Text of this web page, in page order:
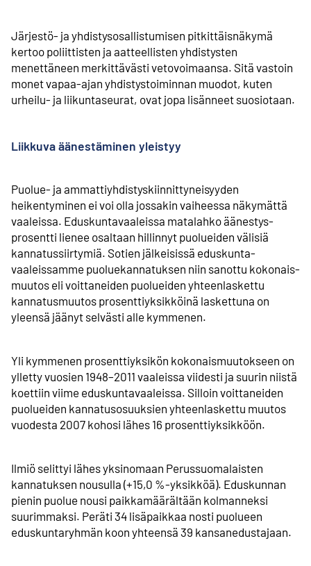
Järjestö- ja yhdistys­osallistumisen pitkittäisnäkymä
kertoo poliittisten ja aatteellisten yhdistysten
menettäneen merkittävästi vetovoimaansa. Sitä vastoin
monet vapaa-ajan yhdistystoiminnan muodot, kuten
urheilu- ja liikunta­seurat, ovat jopa lisänneet suosiotaan.
Liikkuva äänestäminen yleistyy
Puolue- ja ammatti­yhdistys­kiinnittyneisyyden
heikentyminen ei voi olla jossakin vaiheessa näkymättä
vaaleissa. Eduskunta­vaaleissa matalahko äänestys­
prosentti lienee osaltaan hillinnyt puolueiden välisiä
kannatus­siirtymiä. Sotien jälkeisissä eduskunta­
vaaleissamme puolue­kannatuksen niin sanottu kokonais­
muutos eli voittaneiden puolueiden yhteenlaskettu
kannatusmuutos prosentti­yksikköinä laskettuna on
yleensä jäänyt selvästi alle kymmenen.
Yli kymmenen prosenttiyksikön kokonaismuutokseen on
ylletty vuosien 1948–2011 vaaleissa viidesti ja suurin niistä
koettiin viime eduskuntavaaleissa. Silloin voittaneiden
puolueiden kannatusosuuksien yhteenlaskettu muutos
vuodesta 2007 kohosi lähes 16 prosentti­yksikköön.
Ilmiö selittyi lähes yksinomaan Perussuomalaisten
kannatuksen nousulla (+15,0 %-yksikköä). Eduskunnan
pienin puolue nousi paikkamäärältään kolmanneksi
suurimmaksi. Peräti 34 lisäpaikkaa nosti puolueen
eduskuntaryhmän koon yhteensä 39 kansanedustajaan.